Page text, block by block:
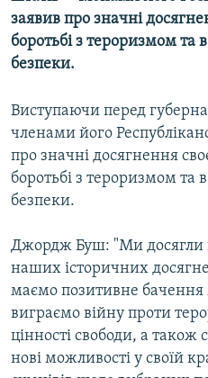
МУЛЬТИМЕДІА
ФОТО
ПОДКАСТИ
КРИМ РЕАЛІЇ
РУС
КТАТ
ДОЛУЧАЙСЯ!
заявив про значні
боротьбі з тероризмом та
безпеки.
Виступаючи перед
членами його
про значні досягнення
боротьбі з тероризмом та
безпеки.
Джордж Буш: "Ми досягли
наших історичних
маємо позитивне
виграємо війну проти
цінності свободи, а також
нові можливості у своїй